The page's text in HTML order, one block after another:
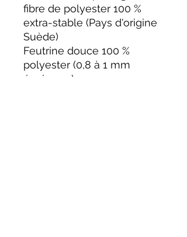
fibre de polyester 100 %
extra-stable (Pays d'origine
Suède)
Feutrine douce 100 %
polyester (0,8 à 1 mm
épaisseur)